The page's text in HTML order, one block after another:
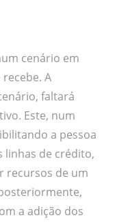
cenário em
A
faltará
Este, num
a pessoa
linhas de crédito,
recursos de um
a adição dos